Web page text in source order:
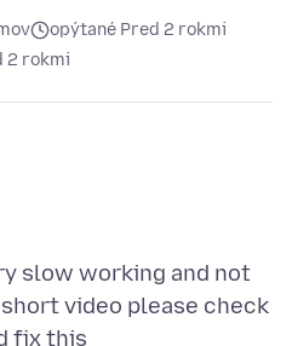
opýtané Pred 2 rokmi
2 rokmi
slow working and not
video please check